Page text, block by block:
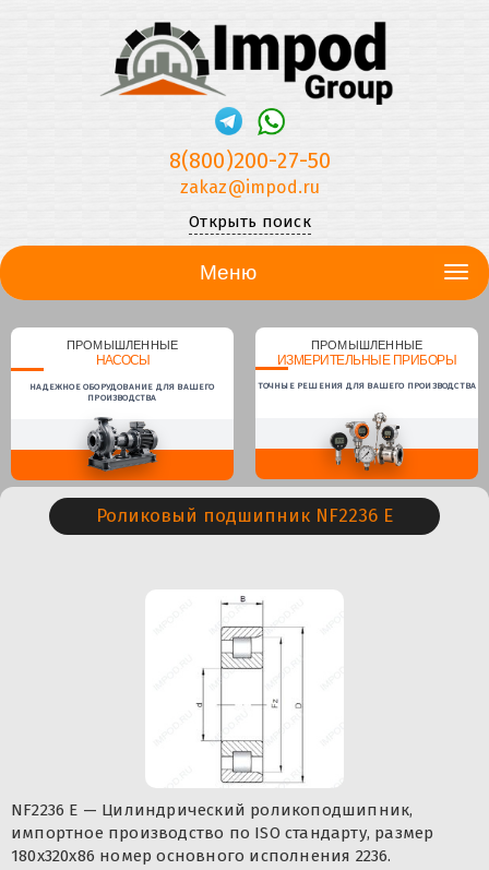
8(800)200-27-50
zakaz@impod.ru
Открыть поиск
Меню
ПРОМЫШЛЕННЫЕ
НАСОСЫ
НАДЕЖНОЕ ОБОРУДОВАНИЕ ДЛЯ ВАШЕГО
ПРОИЗВОДСТВА
ПРОМЫШЛЕННЫЕ
ИЗМЕРИТЕЛЬНЫЕ ПРИБОРЫ
ТОЧНЫЕ РЕШЕНИЯ ДЛЯ ВАШЕГО ПРОИЗВОДСТВА
Роликовый подшипник NF2236 E
NF2236 E — Цилиндрический роликоподшипник,
импортное производство по ISO стандарту, размер
180x320x86 номер основного исполнения 2236.